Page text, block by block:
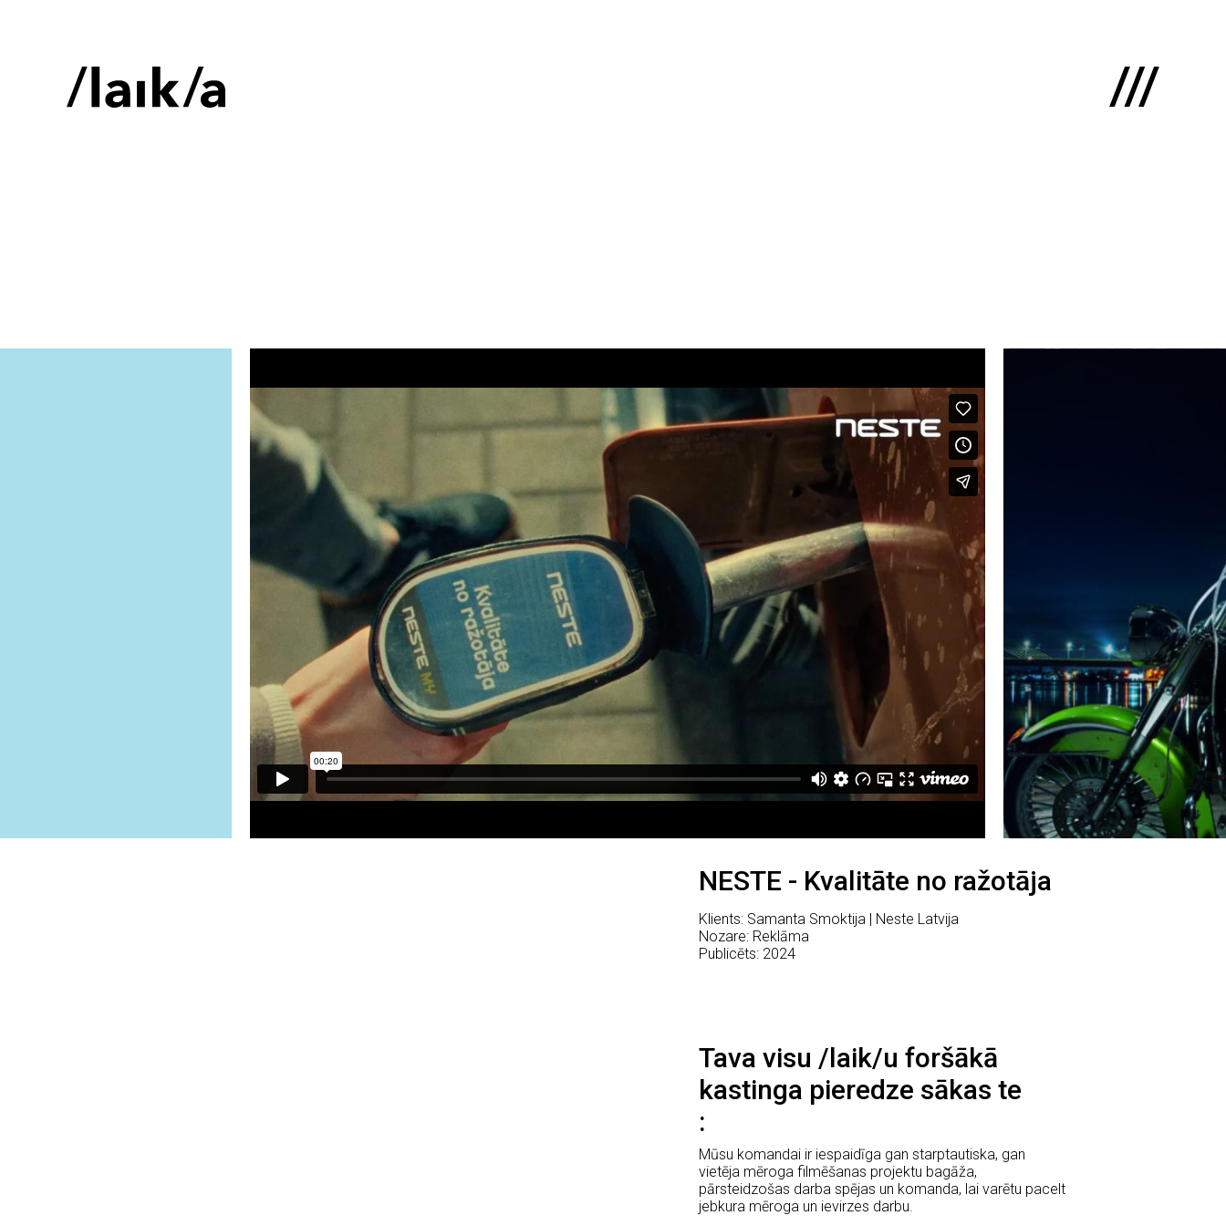
Kontakti
Portfolio
NESTE - Kvalitāte no ražotāja
Klients: Samanta Smoktija | Neste Latvija
Nozare: Reklāma
Publicēts: 2024
Tava visu /laik/u foršākā
kastinga pieredze sākas te
Mūsu komandai ir iespaidīga gan starptautiska, gan
vietēja mēroga filmēšanas projektu bagāža,
pārsteidzošas darba spējas un komanda, lai varētu pacelt
jebkura mēroga un ievirzes darbu.